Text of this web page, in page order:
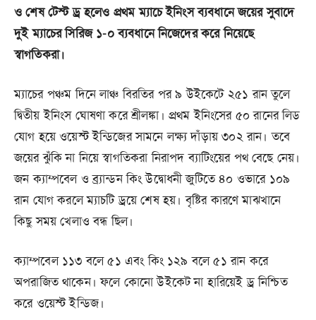
ও শেষ টেস্ট ড্র হলেও প্রথম ম্যাচে ইনিংস ব্যবধানে জয়ের সুবাদে
দুই ম্যাচের সিরিজ ১-০ ব্যবধানে নিজেদের করে নিয়েছে
স্বাগতিকরা।
ম্যাচের পঞ্চম দিনে লাঞ্চ বিরতির পর ৯ উইকেটে ২৫১ রান তুলে
দ্বিতীয় ইনিংস ঘোষণা করে শ্রীলঙ্কা। প্রথম ইনিংসের ৫০ রানের লিড
যোগ হয়ে ওয়েস্ট ইন্ডিজের সামনে লক্ষ্য দাঁড়ায় ৩০২ রান। তবে
জয়ের ঝুঁকি না নিয়ে স্বাগতিকরা নিরাপদ ব্যাটিংয়ের পথ বেছে নেয়।
জন ক্যাম্পবেল ও ব্র্যান্ডন কিং উদ্বোধনী জুটিতে ৪০ ওভারে ১০৯
রান যোগ করলে ম্যাচটি ড্রয়ে শেষ হয়। বৃষ্টির কারণে মাঝখানে
কিছু সময় খেলাও বন্ধ ছিল।
ক্যাম্পবেল ১১৩ বলে ৫১ এবং কিং ১২৯ বলে ৫১ রান করে
অপরাজিত থাকেন। ফলে কোনো উইকেট না হারিয়েই ড্র নিশ্চিত
করে ওয়েস্ট ইন্ডিজ।